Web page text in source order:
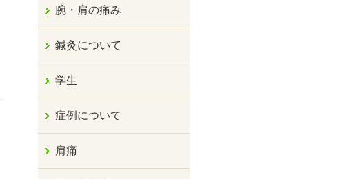
腕・肩の痛み
鍼灸について
学生
症例について
肩痛